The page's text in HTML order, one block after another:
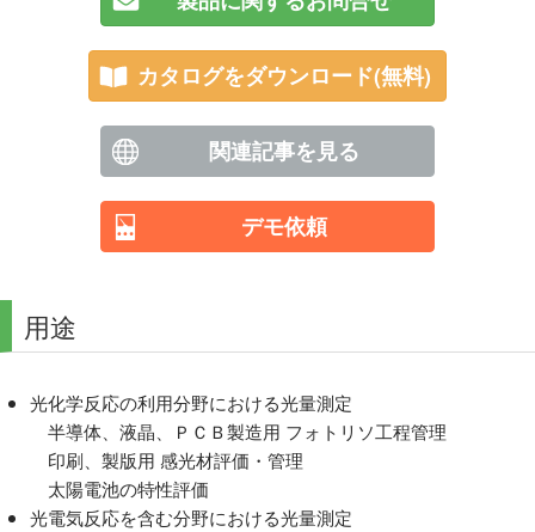
カタログをダウンロード(無料)
関連記事を見る
デモ依頼
用途
光化学反応の利用分野における光量測定
半導体、液晶、ＰＣＢ製造用 フォトリソ工程管理
印刷、製版用 感光材評価・管理
太陽電池の特性評価
光電気反応を含む分野における光量測定